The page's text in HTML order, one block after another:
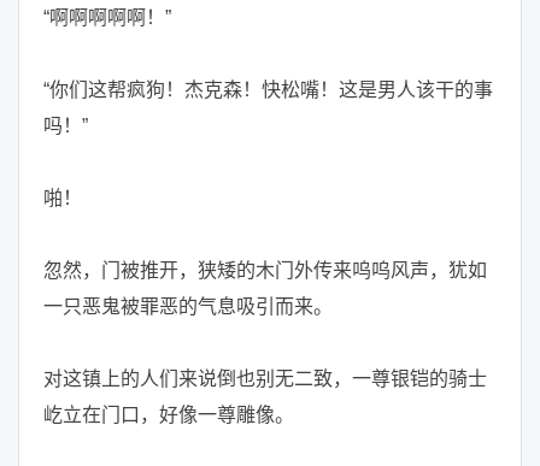
“啊啊啊啊啊！”
“你们这帮疯狗！杰克森！快松嘴！这是男人该干的事
吗！”
啪！
忽然，门被推开，狭矮的木门外传来呜呜风声，犹如
一只恶鬼被罪恶的气息吸引而来。
对这镇上的人们来说倒也别无二致，一尊银铠的骑士
屹立在门口，好像一尊雕像。